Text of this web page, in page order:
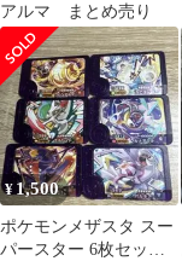
アルマ まとめ売り
¥ 1,500
ポケモンメザスタ スー
パースター 6枚セット